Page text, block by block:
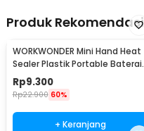
Produk Rekomendasi
WORKWONDER Mini Hand Heat
Sealer Plastik Portable Baterai
AA - LX2000A
Rp9.300
Rp22.900 60%
+ Keranjang